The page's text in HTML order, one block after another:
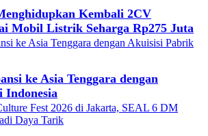
Kembali 2CV
Mobil Listrik Seharga Rp275 Juta
ke Asia Tenggara dengan
Indonesia